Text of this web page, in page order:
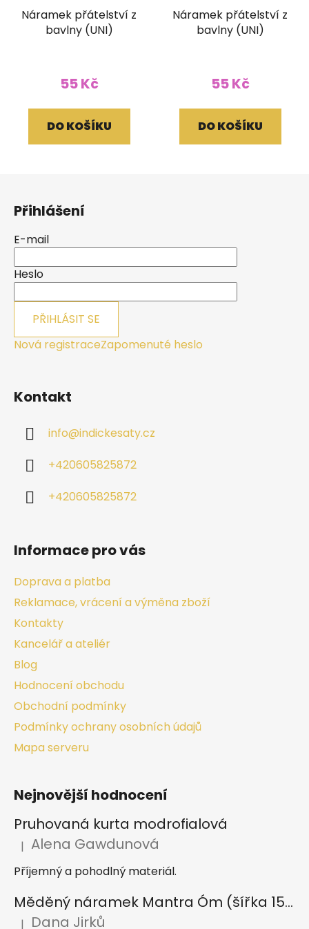
Náramek přátelství z
bavlny (UNI)
55 Kč
DO KOŠÍKU
Náramek přátelství z
bavlny (UNI)
55 Kč
DO KOŠÍKU
Přihlášení
E-mail
Heslo
PŘIHLÁSIT SE
Nová registraceZapomenuté heslo
Kontakt
info@indickesaty.cz
+420605825872
+420605825872
Informace pro vás
Doprava a platba
Reklamace, vrácení a výměna zboží
Kontakty
Kancelář a ateliér
Blog
Hodnocení obchodu
Obchodní podmínky
Podmínky ochrany osobních údajů
Mapa serveru
Nejnovější hodnocení
Pruhovaná kurta modrofialová
Hodnocení produktu je 5 z 5 hvězdiček.
| Alena Gawdunová
Příjemný a pohodlný materiál.
Měděný náramek Mantra Óm (šířka 15 mm)
| Dana Jirků